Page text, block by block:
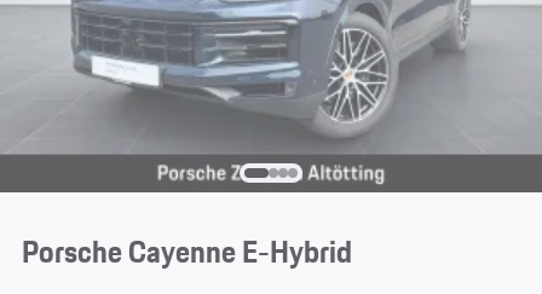
Porsche Cayenne E-Hybrid